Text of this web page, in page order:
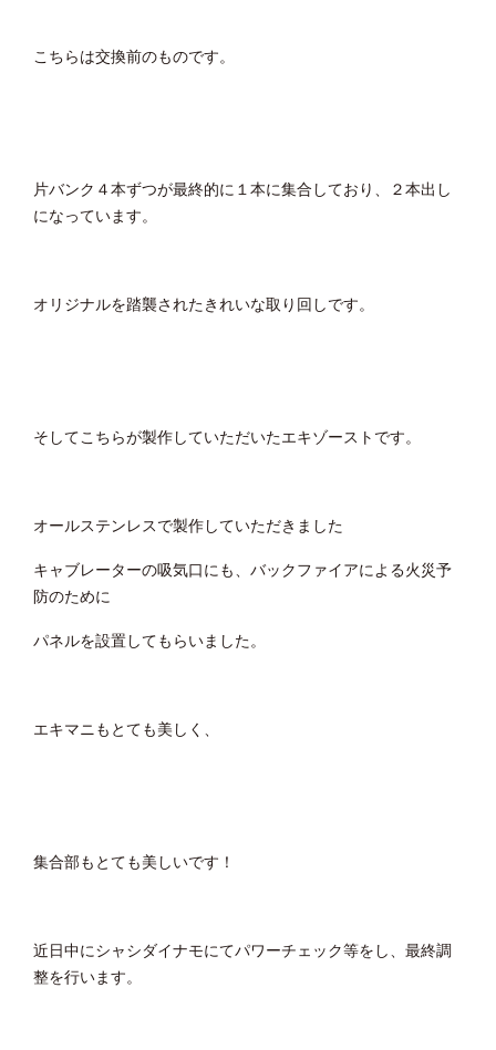
こちらは交換前のものです。
片バンク４本ずつが最終的に１本に集合しており、２本出し
になっています。
オリジナルを踏襲されたきれいな取り回しです。
そしてこちらが製作していただいたエキゾーストです。
オールステンレスで製作していただきました
キャブレーターの吸気口にも、バックファイアによる火災予
防のために
パネルを設置してもらいました。
エキマニもとても美しく、
集合部もとても美しいです！
近日中にシャシダイナモにてパワーチェック等をし、最終調
整を行います。